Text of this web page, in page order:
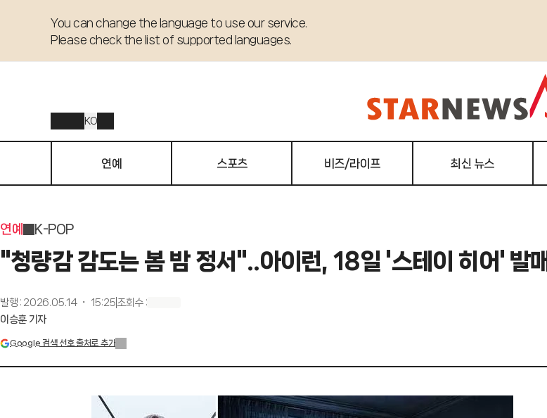
You can change the language to use our service.
Please check the list of supported languages.
KO
연예 스포츠 비즈/라이프 최신 뉴스
연예 K-POP
"청량감 감도는 봄 밤 정서"..아이런, 18일 '스테이 히어' 발매
발행 : 2026.05.14 ・ 15:25 조회수:
이승훈 기자
Google 검색 선호 출처로 추가